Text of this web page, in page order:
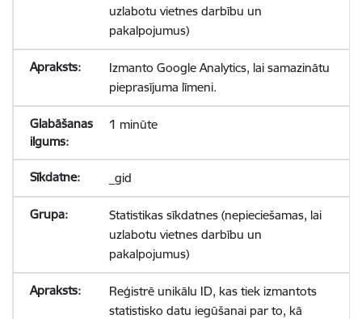
uzlabotu vietnes darbību un
pakalpojumus)
Izmanto Google Analytics, lai samazinātu
pieprasījuma līmeni.
1 minūte
_gid
Statistikas sīkdatnes (nepieciešamas, lai
uzlabotu vietnes darbību un
pakalpojumus)
Reģistrē unikālu ID, kas tiek izmantots
statistisko datu iegūšanai par to, kā